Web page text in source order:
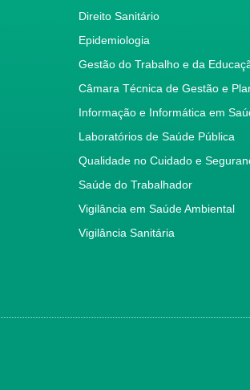
Direito Sanitário
Epidemiologia
Gestão do Trabalho e da
Câmara Técnica de Gestão e
Informação e Informática em
Laboratórios de Saúde Pública
Qualidade no Cuidado e
Saúde do Trabalhador
Vigilância em Saúde Ambiental
Vigilância Sanitária